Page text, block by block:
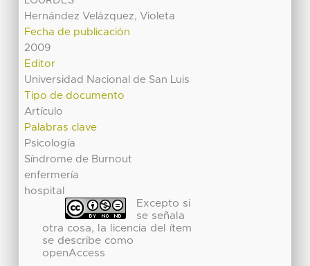
Hernández Velázquez, Violeta
Fecha de publicación
2009
Editor
Universidad Nacional de San Luis
Tipo de documento
Artículo
Palabras clave
Psicología
Síndrome de Burnout
enfermería
hospital
Excepto si
se señala
otra cosa, la licencia del ítem
se describe como
openAccess